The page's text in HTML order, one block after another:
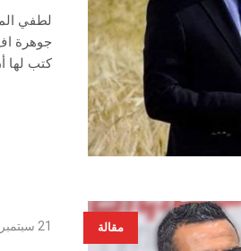
لطفي
جوهرة
كتب لها
مقالة 21 سبتمبر، 2023